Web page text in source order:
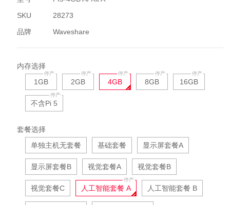
SKU
28273
品牌
Waveshare
内存选择
1GB
2GB 4GB 8GB 16GB
不含Pi 5
套餐选择
单独主机无套餐
基础套餐 显示屏套餐A
显示屏套餐B 视觉套餐A 视觉套餐B
视觉套餐C 人工智能套餐 A 人工智能套餐 B